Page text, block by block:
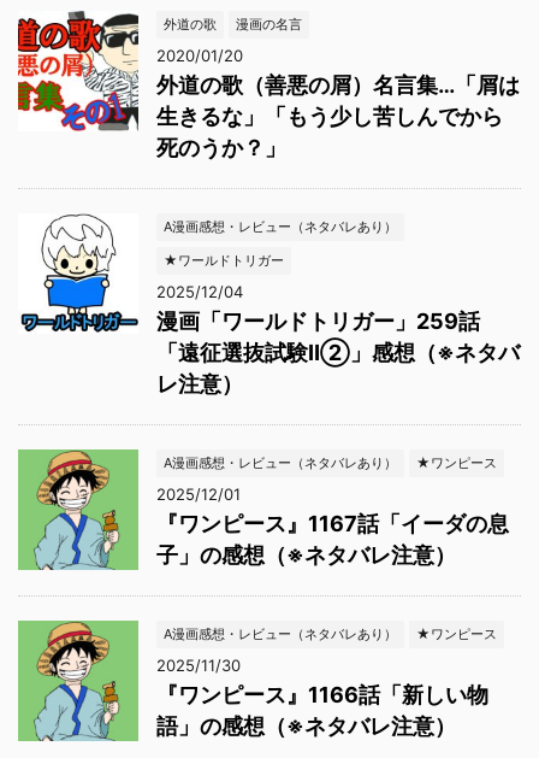
外道の歌 漫画の名言
2020/01/20
外道の歌（善悪の屑）名言集…「屑は
生きるな」「もう少し苦しんでから
死のうか？」
A漫画感想・レビュー（ネタバレあり）
★ワールドトリガー
2025/12/04
漫画「ワールドトリガー」259話
「遠征選抜試験Ⅱ②」感想（※ネタバ
レ注意）
A漫画感想・レビュー（ネタバレあり） ★ワンピース
2025/12/01
『ワンピース』1167話「イーダの息
子」の感想（※ネタバレ注意）
A漫画感想・レビュー（ネタバレあり） ★ワンピース
2025/11/30
『ワンピース』1166話「新しい物
語」の感想（※ネタバレ注意）